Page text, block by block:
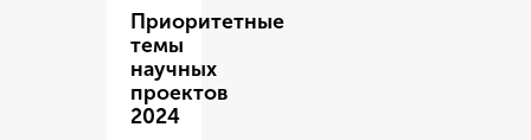
Приоритетные
темы
научных
проектов
2024